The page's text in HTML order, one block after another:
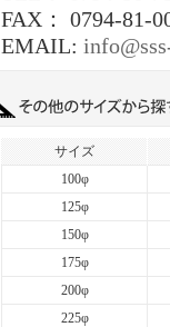
FAX： 0794-81-
EMAIL:
サイズ
100φ
125φ
150φ
175φ
200φ
225φ